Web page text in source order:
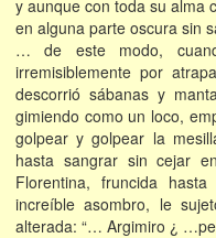
y aunque con toda su alma
en alguna parte oscura sin
… de este modo,
irremisiblemente por
descorrió sábanas y
gimiendo como un loco,
golpear y golpear la
hasta sangrar sin cejar
Florentina, fruncida
increíble asombro, le
alterada: “… Argimiro ¿